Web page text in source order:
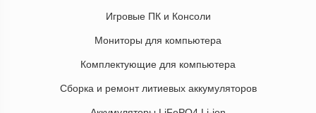
Игровые ПК и Консоли
Мониторы для компьютера
Комплектующие для компьютера
Сборка и ремонт литиевых аккумуляторов